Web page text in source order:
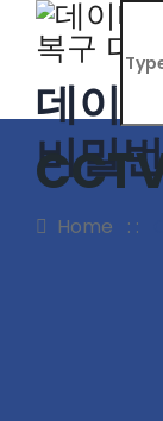
데이
비밀
Home : :